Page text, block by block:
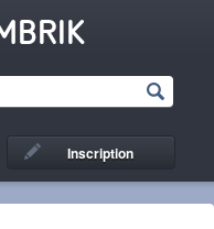
Inscription